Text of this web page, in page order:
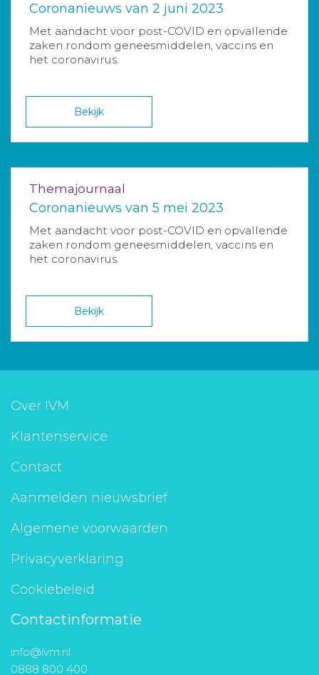
Coronanieuws van 2 juni 2023
Met aandacht voor post-COVID en opvallende
zaken rondom geneesmiddelen, vaccins en
het coronavirus.
Bekijk
Themajournaal
Coronanieuws van 5 mei 2023
Met aandacht voor post-COVID en opvallende
zaken rondom geneesmiddelen, vaccins en
het coronavirus.
Bekijk
Over IVM
Klantenservice
Contact
Aanmelden nieuwsbrief
Algemene voorwaarden
Privacyverklaring
Cookiebeleid
Contactinformatie
info@ivm.nl
0888 800 400